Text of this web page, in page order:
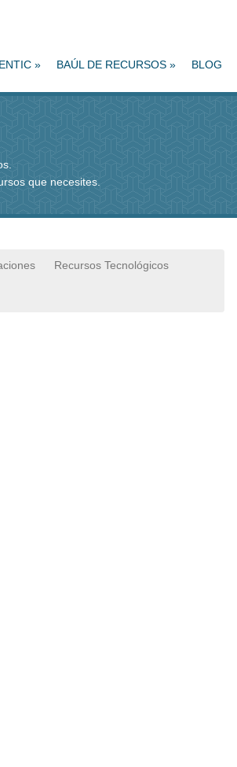
» BAÚL DE RECURSOS » BLOG
que necesites.
Recursos Tecnológicos